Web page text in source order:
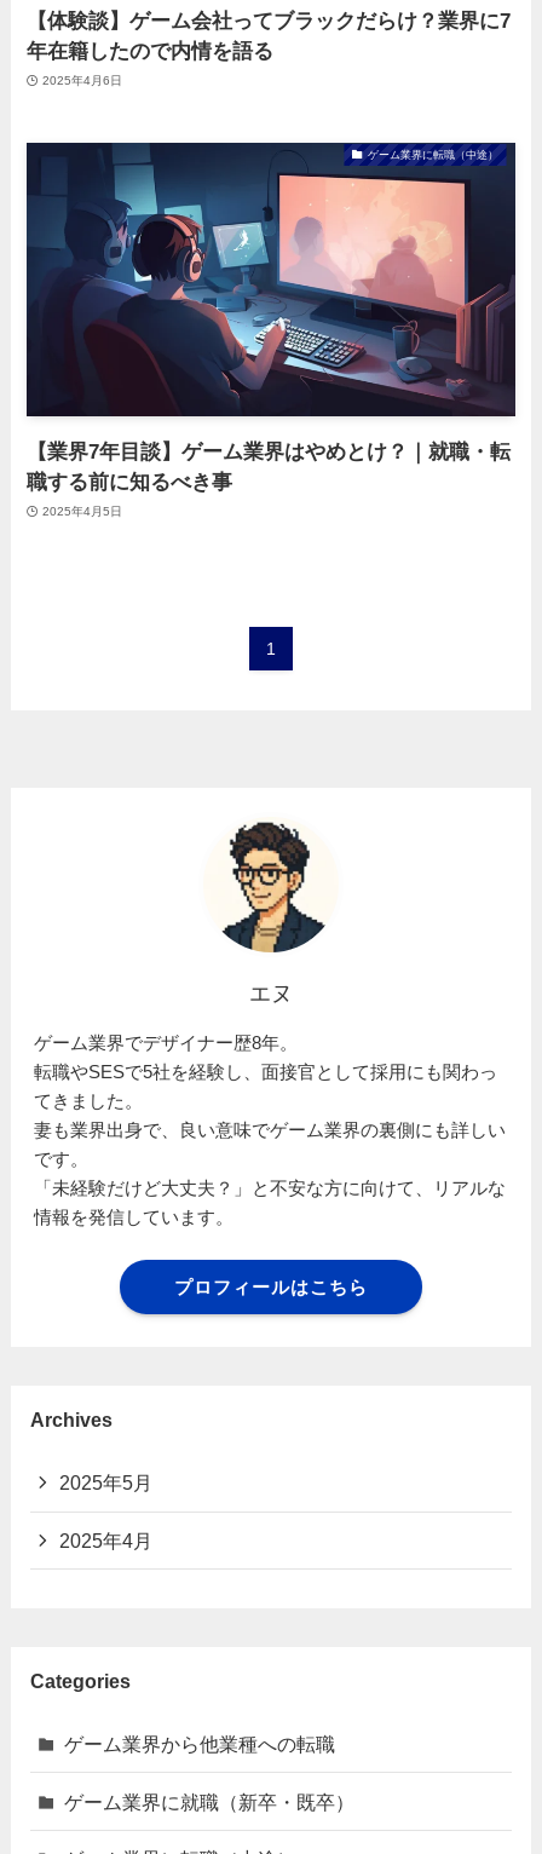
【体験談】ゲーム会社ってブラックだらけ？業界に7
年在籍したので内情を語る
2025年4月6日
ゲーム業界に転職（中途）
【業界7年目談】ゲーム業界はやめとけ？｜就職・転
職する前に知るべき事
2025年4月5日
1
エヌ
ゲーム業界でデザイナー歴8年。
転職やSESで5社を経験し、面接官として採用にも関わっ
てきました。
妻も業界出身で、良い意味でゲーム業界の裏側にも詳しい
です。
「未経験だけど大丈夫？」と不安な方に向けて、リアルな
情報を発信しています。
プロフィールはこちら
Archives
2025年5月
2025年4月
Categories
ゲーム業界から他業種への転職
ゲーム業界に就職（新卒・既卒）